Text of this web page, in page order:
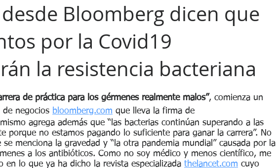
Cumbre entre Donald Trump y Xi J...
Disposiciones Claves a las que d... Durísima derrota para Javier Mil...
blinda por ley a los p... El Senado rechaza Decretos del p...
Legislativas del 26 d... Epstein el degenerado abusador e...
Bloomberg dicen que
por la Covid19
la resistencia bacteriana
de práctica para los gérmenes realmente malos”, comienza un
de negocios bloomberg.com que lleva la firma de
agrega además que “las bacterias continúan superando a las
porque no estamos pagando lo suficiente para ganar la carrera”. No
menciona la gravedad y “la otra pandemia mundial” causada por la
a los antibióticos. Como no soy médico y menos científico, me
en lo que ya ha dicho la revista especializada thelancet.com cuyo